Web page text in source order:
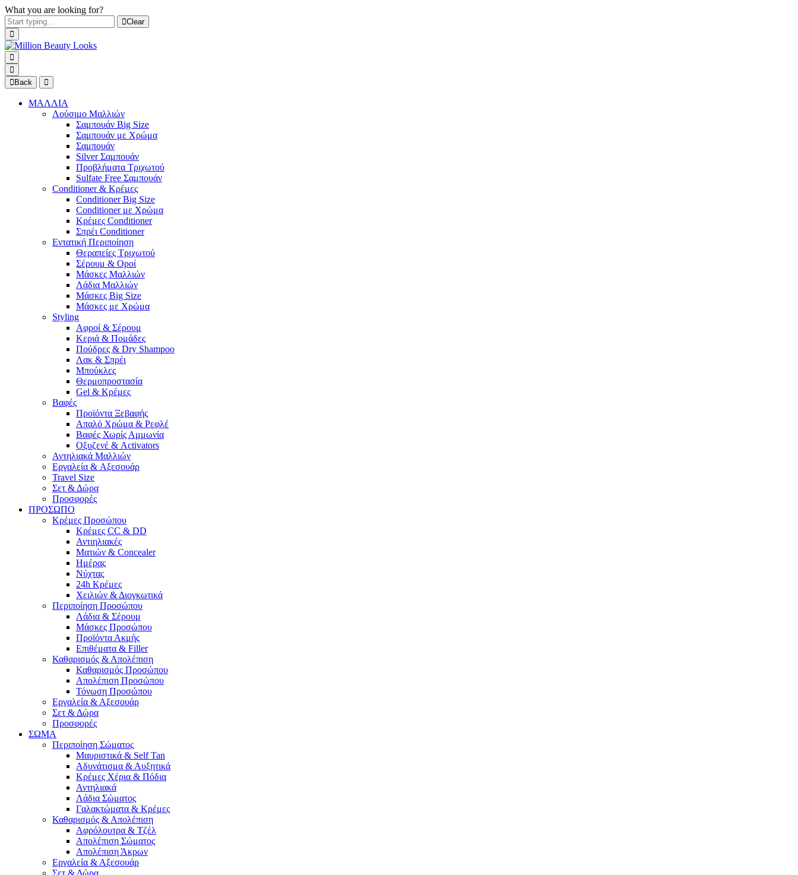
What you are looking for?
Clear
Back
ΜΑΛΛΙΑ
Λούσιμο Μαλλιών
Σαμπουάν Big Size
Σαμπουάν με Χρώμα
Σαμπουάν
Silver Σαμπουάν
Προβλήματα Τριχωτού
Sulfate Free Σαμπουάν
Conditioner & Κρέμες
Conditioner Big Size
Conditioner με Χρώμα
Κρέμες Conditioner
Σπρέι Conditioner
Εντατική Περιποίηση
Θεραπείες Τριχωτού
Σέρουμ & Οροί
Μάσκες Μαλλιών
Λάδια Μαλλιών
Μάσκες Big Size
Μάσκες με Χρώμα
Styling
Αφροί & Σέρουμ
Κεριά & Πομάδες
Πούδρες & Dry Shampoo
Λακ & Σπρέι
Μπούκλες
Θερμοπροστασία
Gel & Κρέμες
Βαφές
Προϊόντα Ξεβαφής
Απαλό Χρώμα & Ρεφλέ
Βαφές Χωρίς Αμμωνία
Οξυζενέ & Activators
Αντηλιακά Μαλλιών
Εργαλεία & Aξεσουάρ
Travel Size
Σετ & Δώρα
Προσφορές
ΠΡΟΣΩΠΟ
Κρέμες Προσώπου
Κρέμες CC & DD
Αντιηλιακές
Ματιών & Concealer
Ημέρας
Νύχτας
24h Κρέμες
Χειλιών & Διογκωτικά
Περιποίηση Προσώπου
Λάδια & Σέρουμ
Μάσκες Προσώπου
Προϊόντα Ακμής
Επιθέματα & Filler
Καθαρισμός & Απολέπιση
Καθαρισμός Προσώπου
Απολέπιση Προσώπου
Τόνωση Προσώπου
Εργαλεία & Αξεσουάρ
Σετ & Δώρα
Προσφορές
ΣΩΜΑ
Περιποίηση Σώματος
Μαυριστικά & Self Tan
Αδυνάτισμα & Αυξητικά
Κρέμες Χέρια & Πόδια
Αντηλιακά
Λάδια Σώματος
Γαλακτώματα & Κρέμες
Καθαρισμός & Απολέπιση
Αφρόλουτρα & Τζέλ
Απολέπιση Σώματος
Απολέπιση Άκρων
Εργαλεία & Αξεσουάρ
Σετ & Δώρα